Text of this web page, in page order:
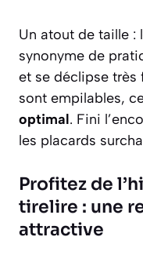
Un atout de taille :
synonyme de
et se déclipse très
sont empilables,
optimal. Fini
les placards
Profitez de
tirelire : une
attractive